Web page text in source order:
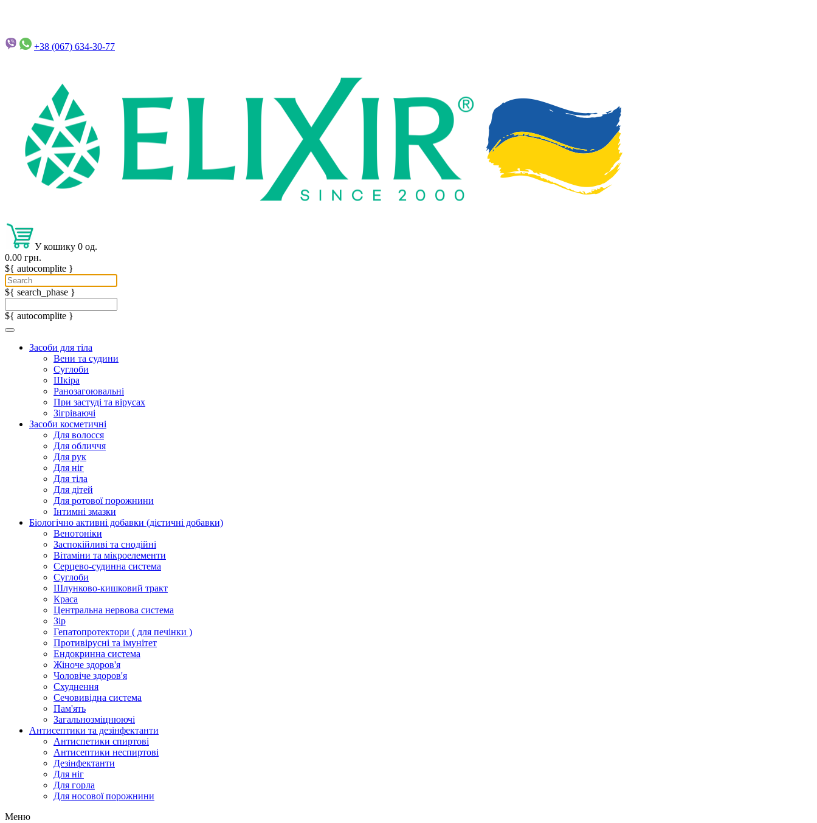
+38 (067) 634-30-77
У кошику 0 од.
0.00 грн.
${ autocomplite }
${ search_phase }
${ autocomplite }
Засоби для тіла
Вени та судини
Суглоби
Шкіра
Ранозагоювальні
При застуді та вірусах
Зігріваючі
Засоби косметичні
Для волосся
Для обличчя
Для рук
Для ніг
Для тіла
Для дітей
Для ротової порожнини
Інтимні змазки
Біологічно активні добавки (дієтичні добавки)
Венотоніки
Заспокійливі та снодійні
Вітаміни та мікроелементи
Серцево-судинна система
Суглоби
Шлунково-кишковий тракт
Краса
Центральна нервова система
Зір
Гепатопротектори ( для печінки )
Противірусні та імунітет
Ендокринна система
Жіноче здоров'я
Чоловіче здоров'я
Схуднення
Сечовивідна система
Пам'ять
Загальнозміцнюючі
Антисептики та дезінфектанти
Антиспетики спиртові
Антисептики неспиртові
Дезінфектанти
Для ніг
Для горла
Для носової порожнини
Меню